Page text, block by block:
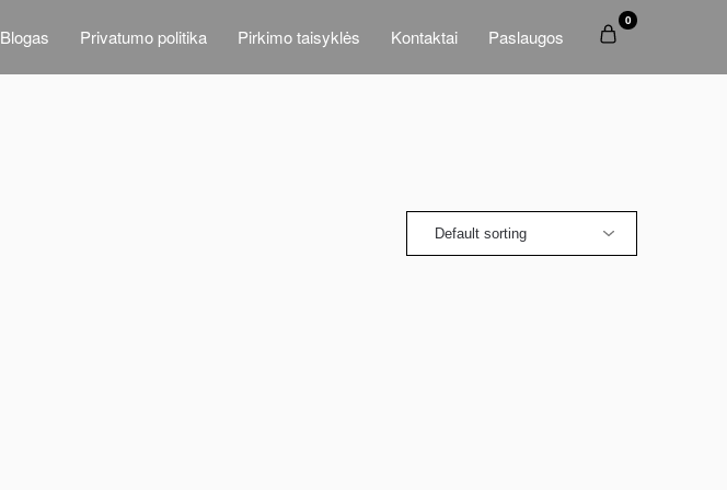
Blogas Privatumo politika Pirkimo taisyklės Kontaktai Paslaugos
0